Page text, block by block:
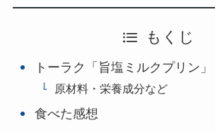
もくじ
トーラク「旨塩ミルクプリン」
原材料・栄養成分など
食べた感想